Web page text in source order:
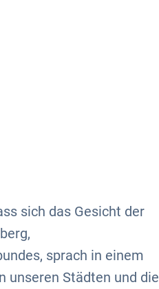
sich das Gesicht der
sprach in einem
unseren Städten und die